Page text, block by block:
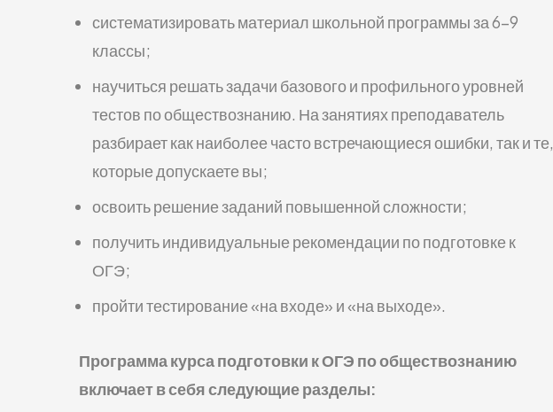
систематизировать материал школьной программы за 6–9
классы;
научиться решать задачи базового и профильного уровней
тестов по обществознанию. На занятиях преподаватель
разбирает как наиболее часто встречающиеся ошибки, так и те,
которые допускаете вы;
освоить решение заданий повышенной сложности;
получить индивидуальные рекомендации по подготовке к
ОГЭ;
пройти тестирование «на входе» и «на выходе».
Программа курса подготовки к ОГЭ по обществознанию
включает в себя следующие разделы: